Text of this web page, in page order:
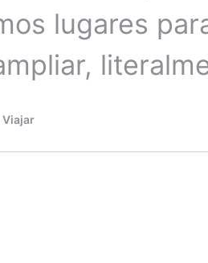
lugares
Viajar